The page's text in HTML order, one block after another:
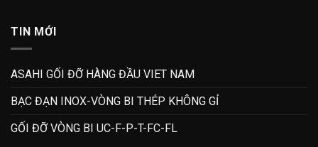
TIN MỚI
ASAHI GỐI ĐỠ HÀNG ĐẦU VIET NAM
BẠC ĐẠN INOX-VÒNG BI THÉP KHÔNG GỈ
GỐI ĐỠ VÒNG BI UC-F-P-T-FC-FL